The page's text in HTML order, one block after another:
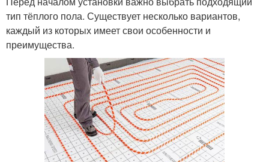
тип тёплого пола. Существует несколько вариантов,
каждый из которых имеет свои особенности и
преимущества.